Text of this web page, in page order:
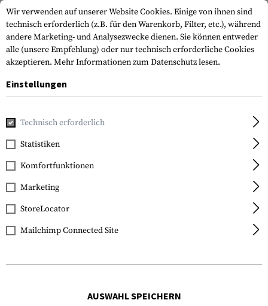
Home Tactical Gear Gestickte
Clawgear
Denmark Flag Patch
Wir verwenden auf unserer Website Cookies. Einige von ihnen sind
technisch erforderlich (z.B. für den Warenkorb, Filter, etc.), während
andere Marketing- und Analysezwecke dienen. Sie können entweder
alle (unsere Empfehlung) oder nur technisch erforderliche Cookies
akzeptieren. Mehr Informationen zum Datenschutz lesen.
Einstellungen
Technisch erforderlich
Statistiken
Komfortfunktionen
Marketing
StoreLocator
Mailchimp Connected Site
AUSWAHL SPEICHERN